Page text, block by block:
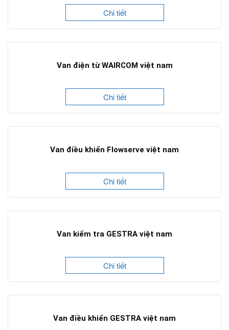
Chi tiết
Van điện từ WAIRCOM việt nam
Chi tiết
Van điều khiển Flowserve việt nam
Chi tiết
Van kiểm tra GESTRA việt nam
Chi tiết
Van điều khiển GESTRA việt nam